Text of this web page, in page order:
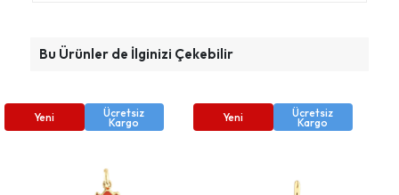
Bu Ürünler de İlginizi Çekebilir
Yeni Ücretsiz
Kargo Yeni Ücretsiz
Kargo